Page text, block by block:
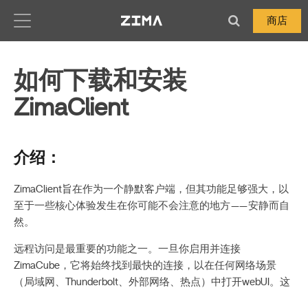
商店
如何下载和安装
ZimaClient
介绍：
ZimaClient旨在作为一个静默客户端，但其功能足够强大，以
至于一些核心体验发生在你可能不会注意的地方——安静而自
然。
远程访问是最重要的功能之一。一旦你启用并连接
ZimaCube，它将始终找到最快的连接，以在任何网络场景
（局域网、Thunderbolt、外部网络、热点）中打开webUI。这